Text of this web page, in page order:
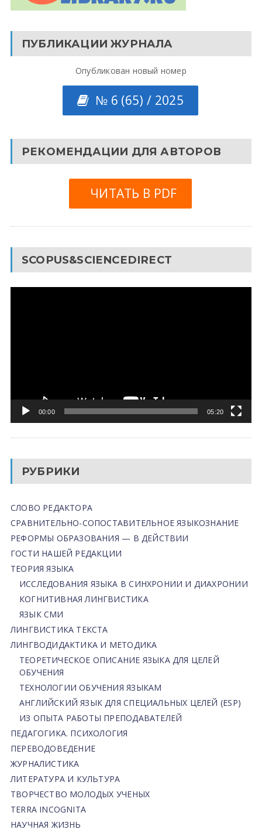
ПУБЛИКАЦИИ ЖУРНАЛА
Опубликован новый номер
№ 6 (65) / 2025
РЕКОМЕНДАЦИИ ДЛЯ АВТОРОВ
ЧИТАТЬ В PDF
SCOPUS&SCIENCEDIRECT
00:00 05:20
РУБРИКИ
СЛОВО РЕДАКТОРА
СРАВНИТЕЛЬНО-СОПОСТАВИТЕЛЬНОЕ ЯЗЫКОЗНАНИЕ
РЕФОРМЫ ОБРАЗОВАНИЯ — В ДЕЙСТВИИ
ГОСТИ НАШЕЙ РЕДАКЦИИ
ТЕОРИЯ ЯЗЫКА
ИССЛЕДОВАНИЯ ЯЗЫКА В СИНХРОНИИ И ДИАХРОНИИ
КОГНИТИВНАЯ ЛИНГВИСТИКА
ЯЗЫК СМИ
ЛИНГВИСТИКА ТЕКСТА
ЛИНГВОДИДАКТИКА И МЕТОДИКА
ТЕОРЕТИЧЕСКОЕ ОПИСАНИЕ ЯЗЫКА ДЛЯ ЦЕЛЕЙ
ОБУЧЕНИЯ
ТЕХНОЛОГИИ ОБУЧЕНИЯ ЯЗЫКАМ
АНГЛИЙСКИЙ ЯЗЫК ДЛЯ СПЕЦИАЛЬНЫХ ЦЕЛЕЙ (ESP)
ИЗ ОПЫТА РАБОТЫ ПРЕПОДАВАТЕЛЕЙ
ПЕДАГОГИКА. ПСИХОЛОГИЯ
ПЕРЕВОДОВЕДЕНИЕ
ЖУРНАЛИСТИКА
ЛИТЕРАТУРА И КУЛЬТУРА
ТВОРЧЕСТВО МОЛОДЫХ УЧЕНЫХ
TERRA INCOGNITA
НАУЧНАЯ ЖИЗНЬ